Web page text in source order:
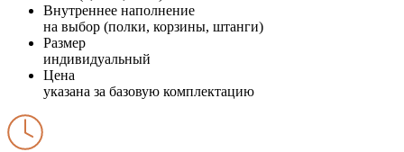
Внутреннее наполнение
на выбор (полки, корзины, штанги)
Размер
индивидуальный
Цена
указана за базовую комплектацию